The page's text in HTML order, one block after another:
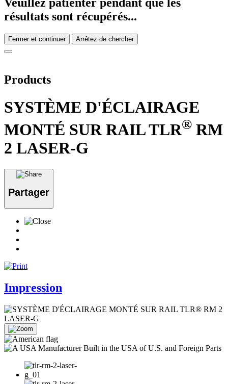
Veuillez patienter pendant que les
résultats sont récupérés...
Fermer et continuer Arrêtez de chercher
Products
SYSTÈME D'ÉCLAIRAGE
MONTÉ SUR RAIL TLR® RM
2 LASER-G
Partager
Impression